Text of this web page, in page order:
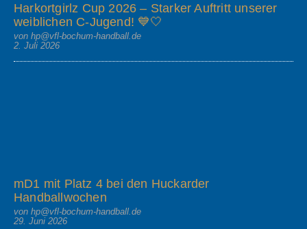
Harkortgirlz Cup 2026 – Starker Auftritt unserer
weiblichen C-Jugend! 💙🤍
von hp@vfl-bochum-handball.de
2. Juli 2026
mD1 mit Platz 4 bei den Huckarder
Handballwochen
von hp@vfl-bochum-handball.de
29. Juni 2026